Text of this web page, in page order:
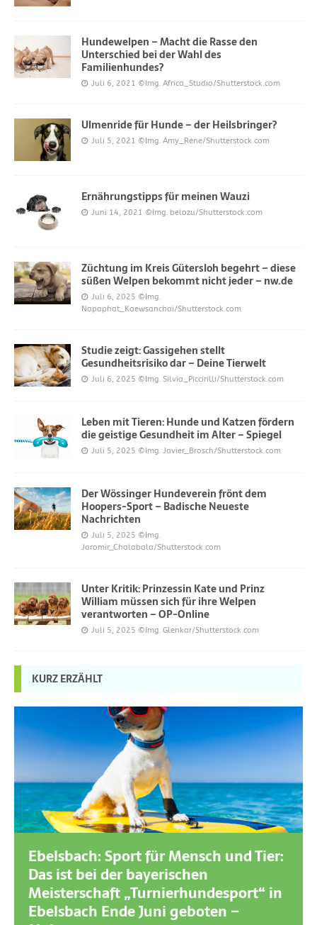
Hundewelpen – Macht die Rasse den
Unterschied bei der Wahl des
Familienhundes?
Juli 6, 2021 ©Img. Africa_Studio/Shutterstock.com
Ulmenride für Hunde – der Heilsbringer?
Juli 5, 2021 ©Img. Amy_Rene/Shutterstock.com
Ernährungstipps für meinen Wauzi
Juni 14, 2021 ©Img. belozu/Shutterstock.com
Züchtung im Kreis Gütersloh begehrt – diese
süßen Welpen bekommt nicht jeder – nw.de
Juli 6, 2025 ©Img.
Napaphat_Kaewsanchai/Shutterstock.com
Studie zeigt: Gassigehen stellt
Gesundheitsrisiko dar – Deine Tierwelt
Juli 6, 2025 ©Img. Silvia_Piccirilli/Shutterstock.com
Leben mit Tieren: Hunde und Katzen fördern
die geistige Gesundheit im Alter – Spiegel
Juli 5, 2025 ©Img. Javier_Brosch/Shutterstock.com
Der Wössinger Hundeverein frönt dem
Hoopers-Sport – Badische Neueste
Nachrichten
Juli 5, 2025 ©Img.
Jaromir_Chalabala/Shutterstock.com
Unter Kritik: Prinzessin Kate und Prinz
William müssen sich für ihre Welpen
verantworten – OP-Online
Juli 5, 2025 ©Img. Glenkar/Shutterstock.com
KURZ ERZÄHLT
Ebelsbach: Sport für Mensch und Tier:
Das ist bei der bayerischen
Meisterschaft „Turnierhundesport“ in
Ebelsbach Ende Juni geboten –